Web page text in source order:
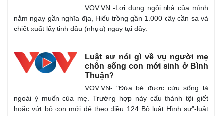
VOV.VN -Lợi dụng ngôi nhà của mình
nằm ngay gần nghĩa địa, Hiếu trồng gần 1.000 cây cần sa và
chiết xuất lấy tinh dầu (nhựa) ngay tại đây.
Luật sư nói gì về vụ người mẹ
chôn sống con mới sinh ở Bình
Thuận?
VOV.VN- "Đứa bé được cứu sống là
ngoài ý muốn của mẹ. Trường hợp này cấu thành tội giết
hoặc vứt bỏ con mới đẻ theo điều 124 Bộ luật Hình sự"-luật